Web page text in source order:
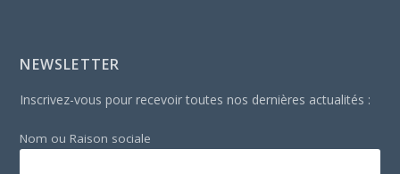
NEWSLETTER
Inscrivez-vous pour recevoir toutes nos dernières actualités :
Nom ou Raison sociale